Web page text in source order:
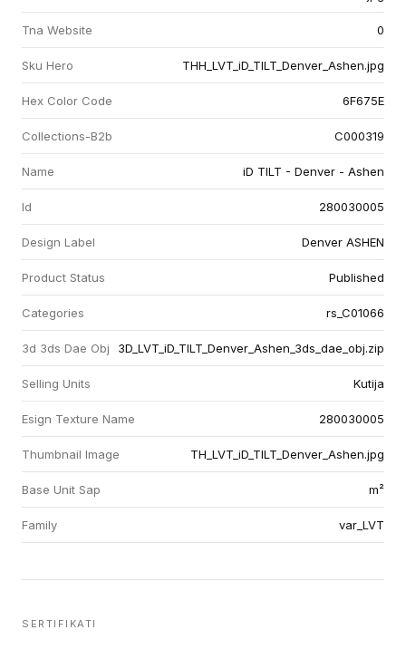
Tna Website 0
Sku Hero THH_LVT_iD_TILT_Denver_Ashen.jpg
Hex Color Code 6F675E
Collections-B2b C000319
Name iD TILT - Denver - Ashen
Id 280030005
Design Label Denver ASHEN
Product Status Published
Categories rs_C01066
3d 3ds Dae Obj 3D_LVT_iD_TILT_Denver_Ashen_3ds_dae_obj.zip
Selling Units Kutija
Esign Texture Name 280030005
Thumbnail Image TH_LVT_iD_TILT_Denver_Ashen.jpg
Base Unit Sap m²
Family var_LVT
SERTIFIKATI